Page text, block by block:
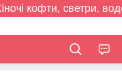
кофти, светри,